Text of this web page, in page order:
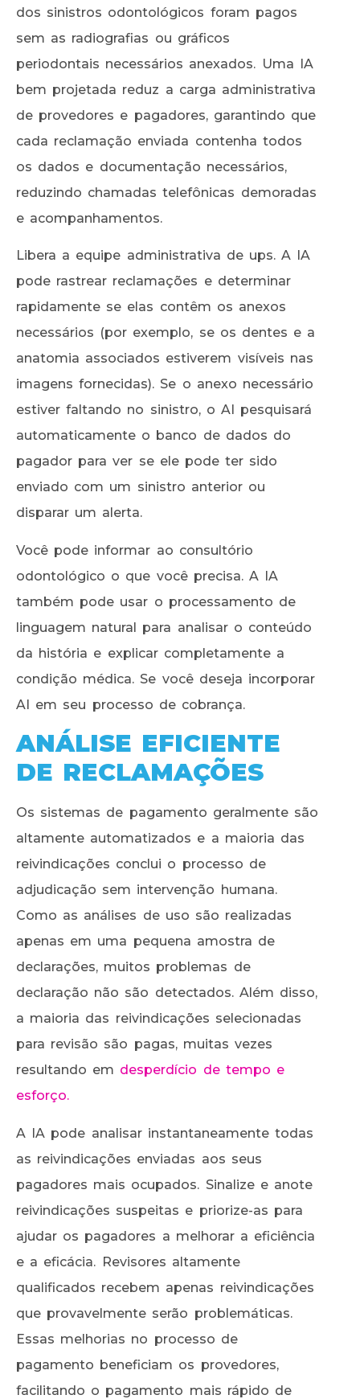
dos sinistros odontológicos foram pagos
sem as radiografias ou gráficos
periodontais necessários anexados. Uma IA
bem projetada reduz a carga administrativa
de provedores e pagadores, garantindo que
cada reclamação enviada contenha todos
os dados e documentação necessários,
reduzindo chamadas telefônicas demoradas
e acompanhamentos.
Libera a equipe administrativa de ups. A IA
pode rastrear reclamações e determinar
rapidamente se elas contêm os anexos
necessários (por exemplo, se os dentes e a
anatomia associados estiverem visíveis nas
imagens fornecidas). Se o anexo necessário
estiver faltando no sinistro, o AI pesquisará
automaticamente o banco de dados do
pagador para ver se ele pode ter sido
enviado com um sinistro anterior ou
disparar um alerta.
Você pode informar ao consultório
odontológico o que você precisa. A IA
também pode usar o processamento de
linguagem natural para analisar o conteúdo
da história e explicar completamente a
condição médica. Se você deseja incorporar
AI em seu processo de cobrança.
ANÁLISE EFICIENTE
DE RECLAMAÇÕES
Os sistemas de pagamento geralmente são
altamente automatizados e a maioria das
reivindicações conclui o processo de
adjudicação sem intervenção humana.
Como as análises de uso são realizadas
apenas em uma pequena amostra de
declarações, muitos problemas de
declaração não são detectados. Além disso,
a maioria das reivindicações selecionadas
para revisão são pagas, muitas vezes
resultando em desperdício de tempo e
esforço.
A IA pode analisar instantaneamente todas
as reivindicações enviadas aos seus
pagadores mais ocupados. Sinalize e anote
reivindicações suspeitas e priorize-as para
ajudar os pagadores a melhorar a eficiência
e a eficácia. Revisores altamente
qualificados recebem apenas reivindicações
que provavelmente serão problemáticas.
Essas melhorias no processo de
pagamento beneficiam os provedores,
facilitando o pagamento mais rápido de